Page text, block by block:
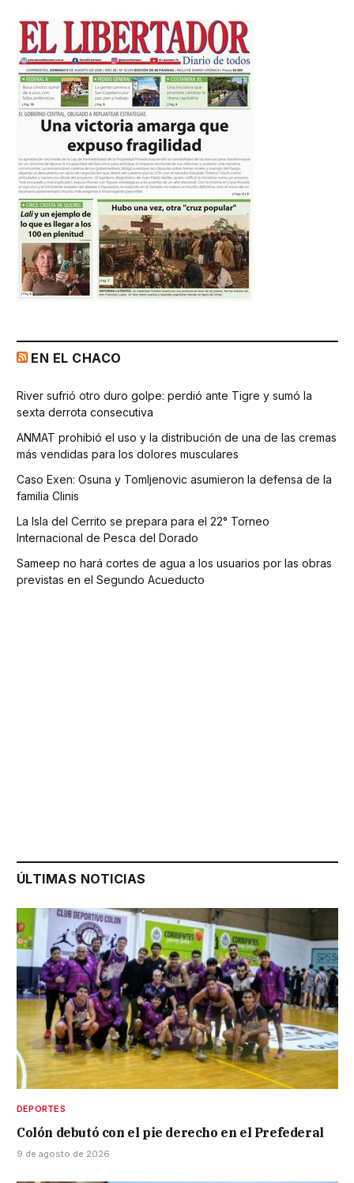
EN EL CHACO
River sufrió otro duro golpe: perdió ante Tigre y sumó la
sexta derrota consecutiva
ANMAT prohibió el uso y la distribución de una de las cremas
más vendidas para los dolores musculares
Caso Exen: Osuna y Tomljenovic asumieron la defensa de la
familia Clinis
La Isla del Cerrito se prepara para el 22° Torneo
Internacional de Pesca del Dorado
Sameep no hará cortes de agua a los usuarios por las obras
previstas en el Segundo Acueducto
ÚLTIMAS NOTICIAS
DEPORTES
Colón debutó con el pie derecho en el Prefederal
9 de agosto de 2026